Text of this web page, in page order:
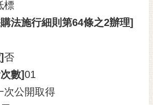
標
法施行細則第64條之2辦理]
否
數]01
次公開取得